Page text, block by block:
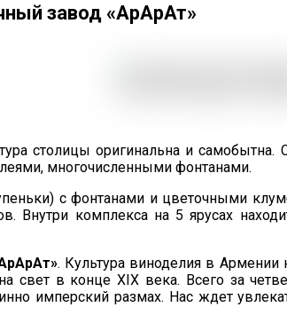
завод «АрАрАт»
столицы оригинальна и самобытна.
многочисленными фонтанами.
с фонтанами и цветочными
Внутри комплекса на 5 ярусах
. Культура виноделия в Армении
свет в конце XIX века. Всего за
имперский размах. Нас ждет